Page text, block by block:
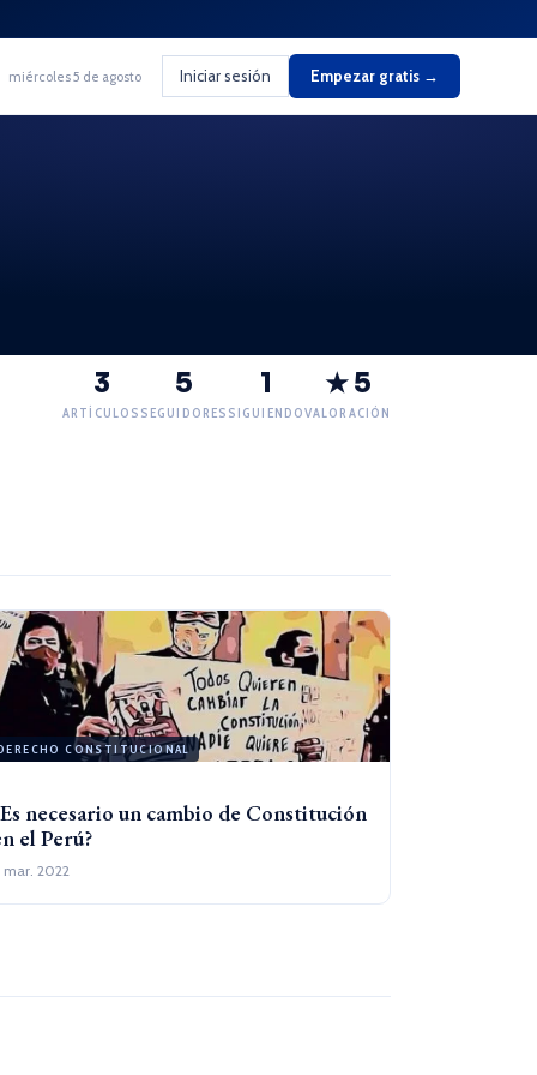
miércoles 5 de agosto Iniciar sesión Empezar gratis →
3
ARTÍCULOS
5
SEGUIDORES
1
SIGUIENDO
★ 5
VALORACIÓN
CONSTITUCIONAL
necesario un cambio de Constitución
el Perú?
mar. 2022